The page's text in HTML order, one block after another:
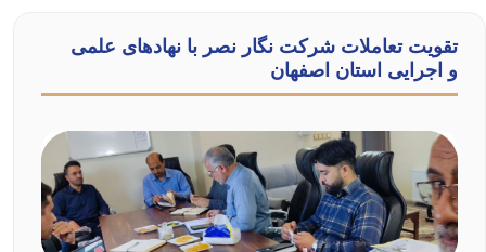
نیاز به مشاوره دارید؟
۰۲۱-۶۶۷۴۰۵۸۷
درگاه ثبت طرح‌های سرمایه‌پذیر◀
تقویت تعاملات شرکت نگار نصر با نهادهای علمی
و اجرایی استان اصفهان